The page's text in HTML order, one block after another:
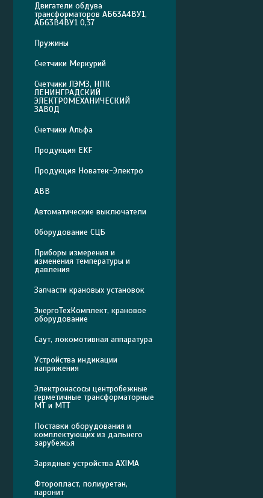
Двигатели обдува
трансформаторов АБ63А4ВУ1,
АБ63В4ВУ1 0,37
Пружины
Счетчики Меркурий
Счетчики ЛЭМЗ, НПК
ЛЕНИНГРАДСКИЙ
ЭЛЕКТРОМЕХАНИЧЕСКИЙ
ЗАВОД
Счетчики Альфа
Продукция EKF
Продукция Новатек-Электро
ABB
Автоматические выключатели
Оборудование СЦБ
Приборы измерения и
изменения температуры и
давления
Запчасти крановых установок
ЭнергоТехКомплект, крановое
оборудование
Саут, локомотивная аппаратура
Устройства индикации
напряжения
Электронасосы центробежные
герметичные трансформаторные
МТ и МТТ
Поставки оборудования и
комплектующих из дальнего
зарубежья
Зарядные устройства AXIMA
Фторопласт, полиуретан,
паронит